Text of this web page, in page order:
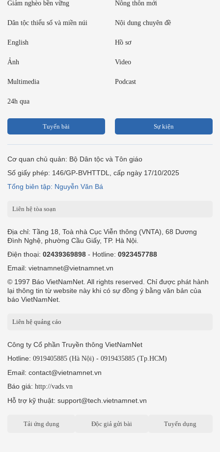
Giảm nghèo bền vững Nông thôn mới
Dân tộc thiểu số và miền núi Nội dung chuyên đề
English Hồ sơ
Ảnh Video
Multimedia Podcast
24h qua
Tuyến bài Sự kiện
Cơ quan chủ quản: Bộ Dân tộc và Tôn giáo
Số giấy phép: 146/GP-BVHTTDL, cấp ngày 17/10/2025
Tổng biên tập: Nguyễn Văn Bá
Liên hệ tòa soạn
Địa chỉ: Tầng 18, Toà nhà Cục Viễn thông (VNTA), 68 Dương
Đình Nghệ, phường Cầu Giấy, TP. Hà Nội.
Điện thoại: 02439369898 - Hotline: 0923457788
Email: vietnamnet@vietnamnet.vn
© 1997 Báo VietNamNet. All rights reserved. Chỉ được phát hành
lại thông tin từ website này khi có sự đồng ý bằng văn bản của
báo VietNamNet.
Liên hệ quảng cáo
Công ty Cổ phần Truyền thông VietNamNet
Hotline: 0919405885 (Hà Nội) - 0919435885 (Tp.HCM)
Email: contact@vietnamnet.vn
Báo giá: http://vads.vn
Hỗ trợ kỹ thuật: support@tech.vietnamnet.vn
Tải ứng dụng Độc giả gửi bài Tuyển dụng